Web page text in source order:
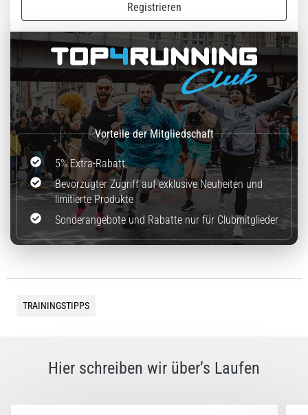
Registrieren
5% Extra-Rabatt
Bevorzugter Zugriff auf exklusive Neuheiten und
limitierte Produkte
Sonderangebote und Rabatte nur für Clubmitglieder
TRAININGSTIPPS
Hier schreiben wir über’s Laufen